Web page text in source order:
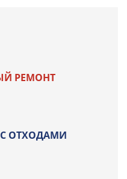
РЕМОНТ
ОТХОДАМИ